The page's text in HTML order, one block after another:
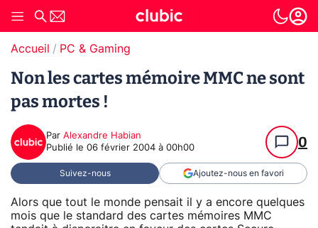
Accueil PC & Gaming
Non les cartes mémoire MMC ne sont
pas mortes !
Par Alexandre Habian
Publié le 06 février 2004 à 00h00 0
Suivez-nous Ajoutez-nous en favori
Alors que tout le monde pensait il y a encore quelques
mois que le standard des cartes mémoires MMC